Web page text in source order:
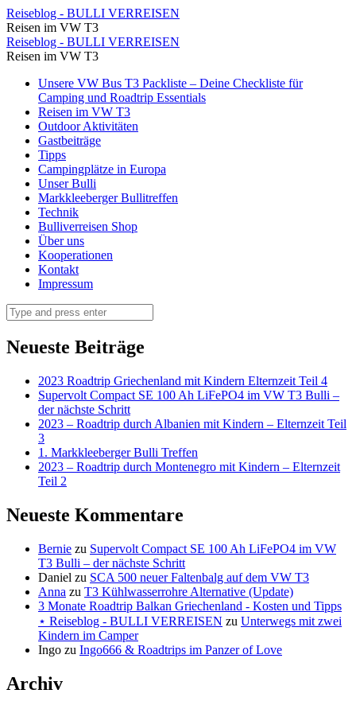
Burgruine
Weißenstein
⋆
Reiseblog
BULLI
VERREISEN
Reiseblog - BULLI VERREISEN
Reisen im VW T3
Burgruine
Weißenstein
Reiseblog
BULLI
VERREISEN
Reiseblog - BULLI VERREISEN
Reisen im VW T3
Skip
content
Unsere VW Bus T3 Packliste – Deine Checkliste für
Camping und Roadtrip Essentials
Reisen im VW T3
Outdoor Aktivitäten
Gastbeiträge
Tipps
Campingplätze in Europa
Unser Bulli
Markkleeberger Bullitreffen
Technik
Bulliverreisen Shop
Über uns
Kooperationen
Kontakt
Impressum
Search
Neueste Beiträge
2023 Roadtrip Griechenland mit Kindern Elternzeit Teil 4
Supervolt Compact SE 100 Ah LiFePO4 im VW T3 Bulli –
der nächste Schritt
2023 – Roadtrip durch Albanien mit Kindern – Elternzeit Teil
3
1. Markkleeberger Bulli Treffen
2023 – Roadtrip durch Montenegro mit Kindern – Elternzeit
Teil 2
Neueste Kommentare
Bernie zu Supervolt Compact SE 100 Ah LiFePO4 im VW
T3 Bulli – der nächste Schritt
Daniel zu SCA 500 neuer Faltenbalg auf dem VW T3
Anna zu T3 Kühlwasserrohre Alternative (Update)
3 Monate Roadtrip Balkan Griechenland - Kosten und Tipps
⋆ Reiseblog - BULLI VERREISEN zu Unterwegs mit zwei
Kindern im Camper
Ingo zu Ingo666 & Roadtrips im Panzer of Love
Archiv